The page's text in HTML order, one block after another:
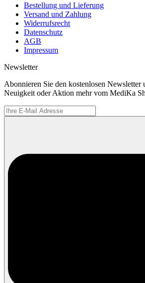
Bestellung und Lieferung
Versand und Zahlung
Widerrufsrecht
Datenschutz
AGB
Impressum
Newsletter
Abonnieren Sie den kostenlosen Newsletter
Neuigkeit oder Aktion mehr vom MediKa